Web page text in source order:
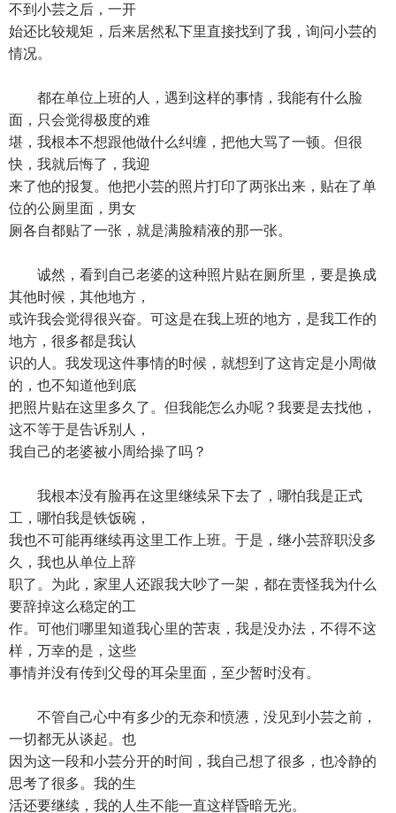
不到小芸之后，一开
始还比较规矩，后来居然私下里直接找到了我，询问小芸的
情况。
都在单位上班的人，遇到这样的事情，我能有什么脸
面，只会觉得极度的难
堪，我根本不想跟他做什么纠缠，把他大骂了一顿。但很
快，我就后悔了，我迎
来了他的报复。他把小芸的照片打印了两张出来，贴在了单
位的公厕里面，男女
厕各自都贴了一张，就是满脸精液的那一张。
诚然，看到自己老婆的这种照片贴在厕所里，要是换成
其他时候，其他地方，
或许我会觉得很兴奋。可这是在我上班的地方，是我工作的
地方，很多都是我认
识的人。我发现这件事情的时候，就想到了这肯定是小周做
的，也不知道他到底
把照片贴在这里多久了。但我能怎么办呢？我要是去找他，
这不等于是告诉别人，
我自己的老婆被小周给操了吗？
我根本没有脸再在这里继续呆下去了，哪怕我是正式
工，哪怕我是铁饭碗，
我也不可能再继续再这里工作上班。于是，继小芸辞职没多
久，我也从单位上辞
职了。为此，家里人还跟我大吵了一架，都在责怪我为什么
要辞掉这么稳定的工
作。可他们哪里知道我心里的苦衷，我是没办法，不得不这
样，万幸的是，这些
事情并没有传到父母的耳朵里面，至少暂时没有。
不管自己心中有多少的无奈和愤懑，没见到小芸之前，
一切都无从谈起。也
因为这一段和小芸分开的时间，我自己想了很多，也冷静的
思考了很多。我的生
活还要继续，我的人生不能一直这样昏暗无光。